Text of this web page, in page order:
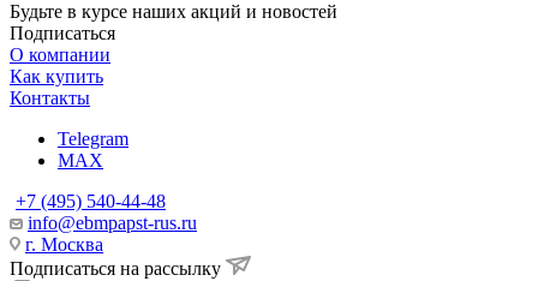
Будьте в курсе наших акций и новостей
Подписаться
О компании
Как купить
Контакты
Telegram
MAX
+7 (495) 540-44-48
info@ebmpapst-rus.ru
г. Москва
Подписаться на рассылку